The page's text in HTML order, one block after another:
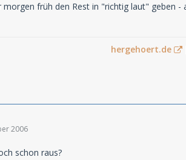
morgen früh den Rest in "richtig laut" geben
hergehoert.de
2006
schon raus?